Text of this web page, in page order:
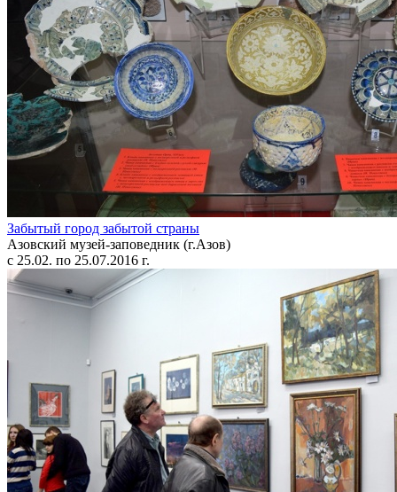
Забытый город забытой страны
Азовский музей-заповедник (г.Азов)
с 25.02. по 25.07.2016 г.